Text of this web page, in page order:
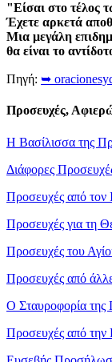
"Είσαι στο τέλος
Έχετε αρκετά
Μια μεγάλη
θα είναι το
Πηγή: ➥
Προσευχές,
Η Βασίλισσα της
Διάφορες
Προσευχές από τον
Προσευχές για τη
Προσευχές του
Προσευχές από
Ο Σταυροφορία της
Προσευχές από την